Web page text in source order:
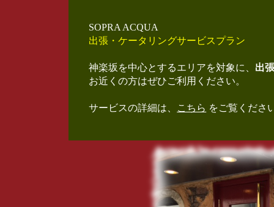
SOPRA ACQUA
出張・ケータリングサービスプラン
神楽坂を中心とするエリアを対象に、 出
お近くの方はぜひご利用ください。
サービスの詳細は、 こちら をご覧くださ